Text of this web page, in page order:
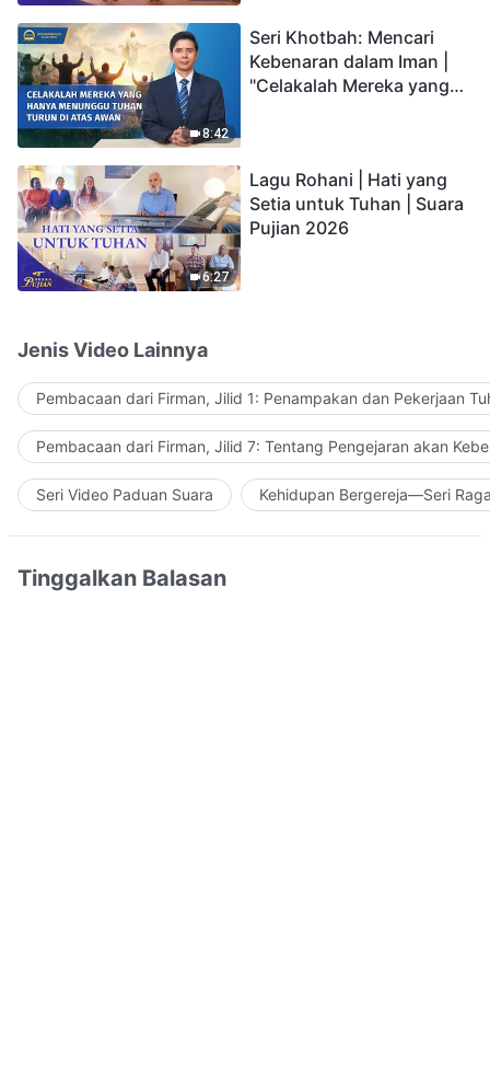
8:42
Seri Khotbah: Mencari
Kebenaran dalam Iman |
"Celakalah Mereka yang
6:27
Lagu Rohani | Hati yang
Setia untuk Tuhan | Suara
Pujian 2026
Jenis Video Lainnya
Pembacaan dari Firman, Jilid 1: Penampakan dan Pekerjaan
Pembacaan dari Firman, Jilid 7: Tentang Pengejaran akan
Seri Video Paduan Suara Kehidupan Bergereja—Seri
Tinggalkan Balasan